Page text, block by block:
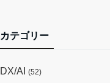
カテゴリー
DX/AI (52)